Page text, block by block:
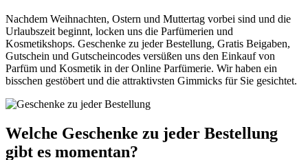
Nachdem Weihnachten, Ostern und Muttertag vorbei sind und die
Urlaubszeit beginnt, locken uns die Parfümerien und
Kosmetikshops. Geschenke zu jeder Bestellung, Gratis Beigaben,
Gutschein und Gutscheincodes versüßen uns den Einkauf von
Parfüm und Kosmetik in der Online Parfümerie. Wir haben ein
bisschen gestöbert und die attraktivsten Gimmicks für Sie gesichtet.
Welche Geschenke zu jeder Bestellung
gibt es momentan?